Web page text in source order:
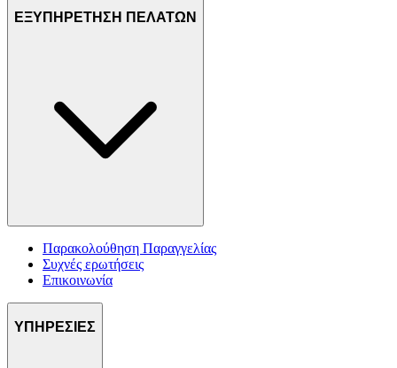
ΕΞΥΠΗΡΕΤΗΣΗ ΠΕΛΑΤΩΝ
Παρακολούθηση Παραγγελίας
Συχνές ερωτήσεις
Επικοινωνία
ΥΠΗΡΕΣΙΕΣ